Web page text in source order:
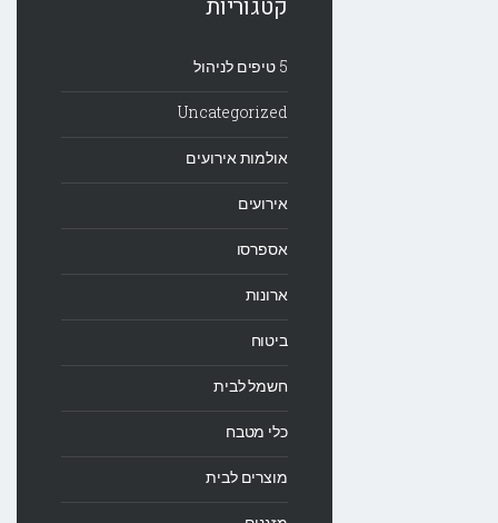
קטגוריות
5 טיפים לניהול
Uncategorized
אולמות אירועים
אירועים
אספרסו
ארונות
ביטוח
חשמל לבית
כלי מטבח
מוצרים לבית